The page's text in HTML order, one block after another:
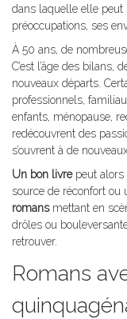
dans laquelle elle peut
préoccupations, ses
À 50 ans, de
C’est l’âge des bilans,
nouveaux départs.
professionnels,
enfants, ménopause,
redécouvrent des
s’ouvrent à de
Un bon livrepeut alors
source de réconfort ou
romansmettant en
drôles ou
retrouver.
Romans